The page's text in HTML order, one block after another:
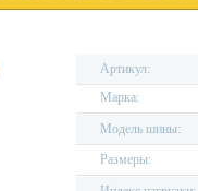
Артикул:
Марка:
Модель шины:
Размеры: